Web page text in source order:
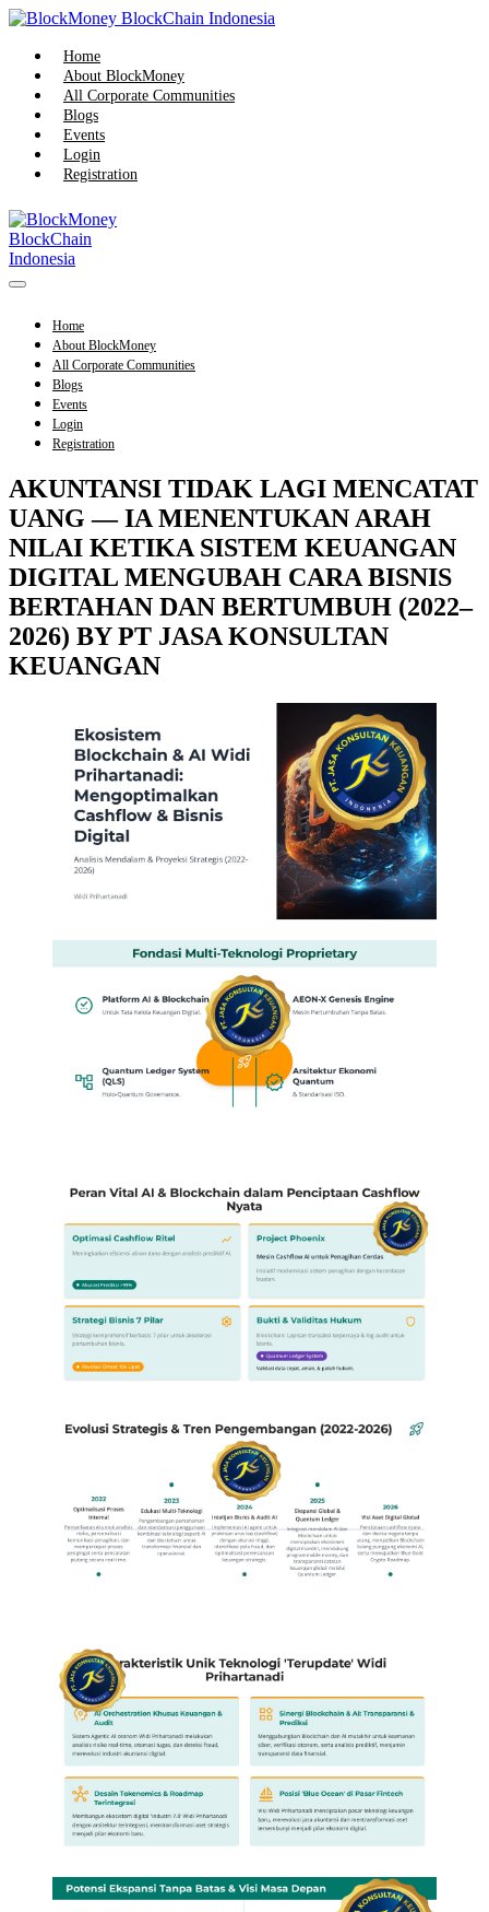
Skip
content
Home
About BlockMoney
All Corporate Communities
Blogs
Events
Login
Registration
Menu
Home
About BlockMoney
All Corporate Communities
Blogs
Events
Login
Registration
AKUNTANSI TIDAK LAGI MENCATAT
UANG — IA MENENTUKAN ARAH
NILAI KETIKA SISTEM KEUANGAN
DIGITAL MENGUBAH CARA BISNIS
BERTAHAN DAN BERTUMBUH (2022–
2026) BY PT JASA KONSULTAN
KEUANGAN